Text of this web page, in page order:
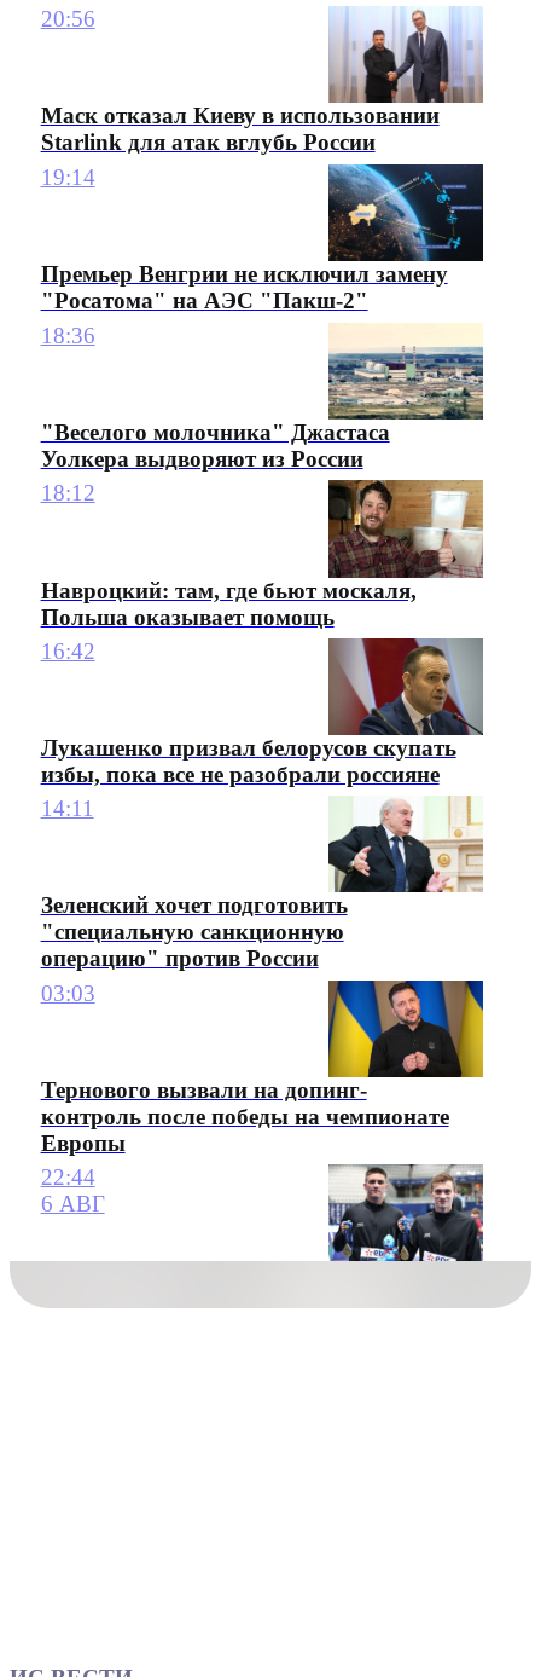
20:56
Маск отказал Киеву в использовании
Starlink для атак вглубь России
19:14
Премьер Венгрии не исключил замену
"Росатома" на АЭС "Пакш-2"
18:36
"Веселого молочника" Джастаса
Уолкера выдворяют из России
18:12
Навроцкий: там, где бьют москаля,
Польша оказывает помощь
16:42
Лукашенко призвал белорусов скупать
избы, пока все не разобрали россияне
14:11
Зеленский хочет подготовить
"специальную санкционную
операцию" против России
03:03
Тернового вызвали на допинг-
контроль после победы на чемпионате
Европы
22:44
6 АВГ